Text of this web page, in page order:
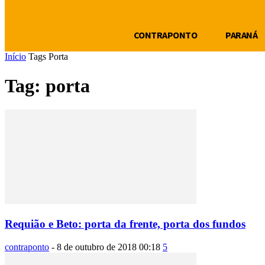
CONTRAPONTO PARANÁ
Início Tags Porta
Tag: porta
Requião e Beto: porta da frente, porta dos fundos
contraponto - 8 de outubro de 2018 00:18 5